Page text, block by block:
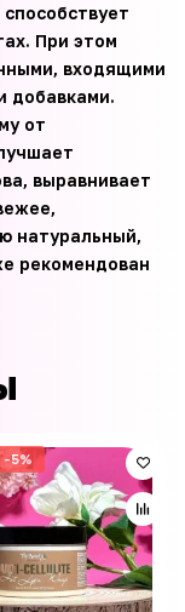
При этом
входящими
добавками.
от
выравнивает
натуральный,
рекомендован
-5%